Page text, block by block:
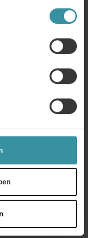
Der Schlüssel zu
Social Selling im
Prompt-